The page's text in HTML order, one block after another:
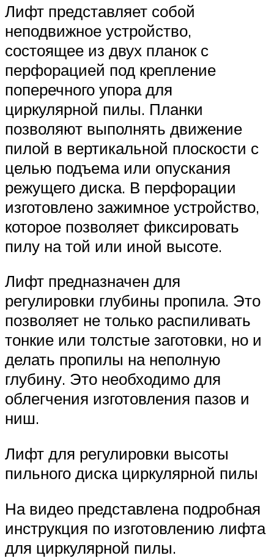
Лифт представляет собой
неподвижное устройство,
состоящее из двух планок с
перфорацией под крепление
поперечного упора для
циркулярной пилы. Планки
позволяют выполнять движение
пилой в вертикальной плоскости с
целью подъема или опускания
режущего диска. В перфорации
изготовлено зажимное устройство,
которое позволяет фиксировать
пилу на той или иной высоте.
Лифт предназначен для
регулировки глубины пропила. Это
позволяет не только распиливать
тонкие или толстые заготовки, но и
делать пропилы на неполную
глубину. Это необходимо для
облегчения изготовления пазов и
ниш.
Лифт для регулировки высоты
пильного диска циркулярной пилы
На видео представлена подробная
инструкция по изготовлению лифта
для циркулярной пилы.